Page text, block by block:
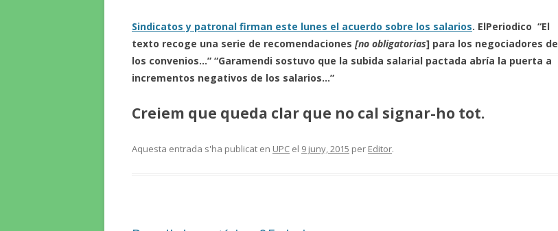
Sindicatos y patronal firman este lunes el acuerdo sobre los salarios. ElPeriodico “El
texto recoge una serie de recomendaciones [no obligatorias] para los negociadores de
los convenios…” “Garamendi sostuvo que la subida salarial pactada abría la puerta a
incrementos negativos de los salarios…”
Creiem que queda clar que no cal signar-ho tot.
Aquesta entrada s'ha publicat en UPC el 9 juny, 2015 per Editor.